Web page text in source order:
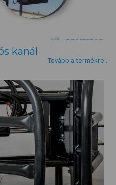
kanál
Tovább a termékre...